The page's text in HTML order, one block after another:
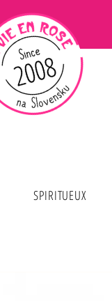
SPIRITUEUX